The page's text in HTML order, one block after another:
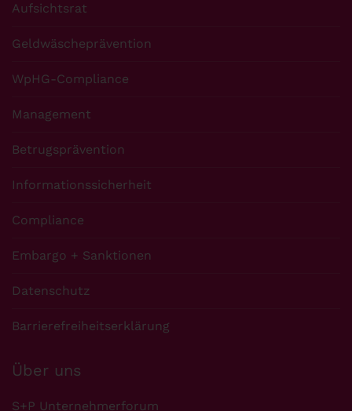
Aufsichtsrat
Geldwäscheprävention
WpHG-Compliance
Management
Betrugsprävention
Informationssicherheit
Compliance
Embargo + Sanktionen
Datenschutz
Barrierefreiheitserklärung
Über uns
S+P Unternehmerforum